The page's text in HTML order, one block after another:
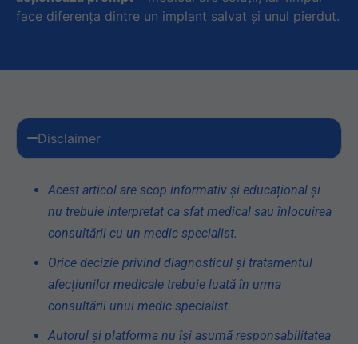
face diferenţa dintre un implant salvat şi unul pierdut.
Disclaimer
Acest articol are scop informativ și educațional și
nu trebuie interpretat ca sfat medical sau înlocuirea
consultării cu un medic specialist.
Orice decizie privind diagnosticul și tratamentul
afecțiunilor medicale trebuie luată în urma
consultării unui medic specialist.
Autorul și platforma nu își asumă responsabilitatea